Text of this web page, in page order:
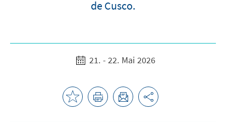
de Cusco.
21. - 22. Mai 2026